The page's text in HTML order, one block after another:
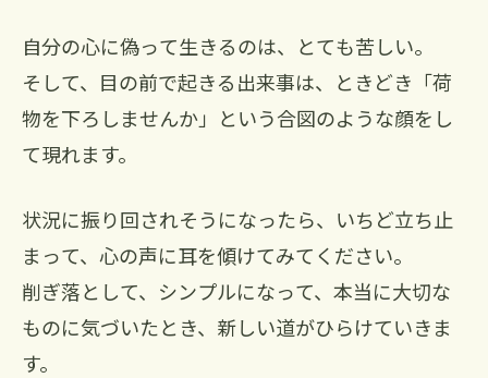
自分の心に偽って生きるのは、とても苦しい。
そして、目の前で起きる出来事は、ときどき「荷
物を下ろしませんか」という合図のような顔をし
て現れます。
状況に振り回されそうになったら、いちど立ち止
まって、心の声に耳を傾けてみてください。
削ぎ落として、シンプルになって、本当に大切な
ものに気づいたとき、新しい道がひらけていきま
す。